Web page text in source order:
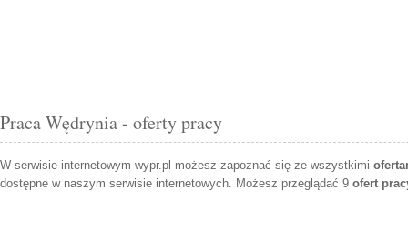
Praca Wędrynia - oferty pracy
W serwisie internetowym wypr.pl możesz zapoznać się ze wszystkimi
dostępne w naszym serwisie internetowych. Możesz przeglądać 9 ofert